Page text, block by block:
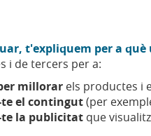
t'expliquem per a
i de tercers per a:
millorar els productes i
el contingut(per
la publicitat que
Sobre nosaltres
Inversors renda fixa Marc